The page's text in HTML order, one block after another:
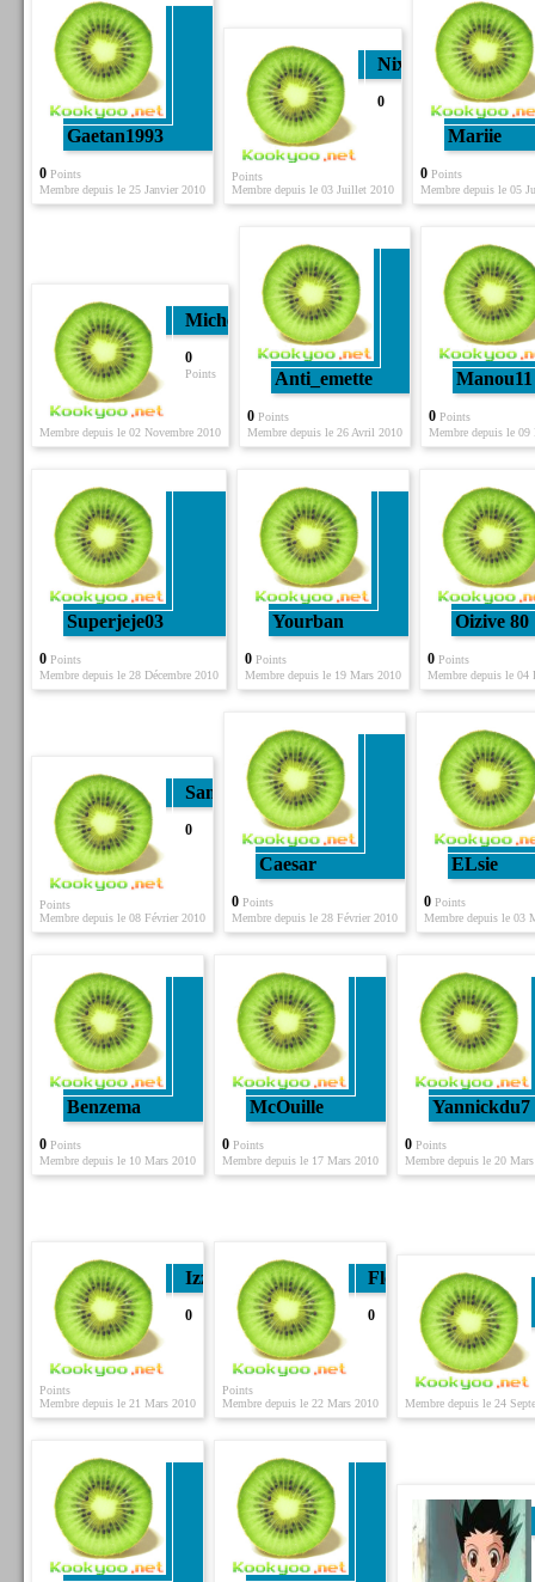
Gaetan1993
0Points
Membre depuis le 25 Janvier 2010
Nixo
0
Points
Membre depuis le 03 Juillet 2010
Mariie
0Points
Membre depuis le 05
Michele
0
Points
Membre depuis le 02 Novembre 2010
Anti_emette
0Points
Membre depuis le 26 Avril 2010
Manou11
0Points
Membre depuis le 09
Superjeje03
0Points
Membre depuis le 28 Décembre 2010
Yourban
0Points
Membre depuis le 19 Mars 2010
Oizive 80
0Points
Membre depuis le 04
Sam
0
Points
Membre depuis le 08 Février 2010
Caesar
0Points
Membre depuis le 28 Février 2010
ELsie
0Points
Membre depuis le 03
Benzema
0Points
Membre depuis le 10 Mars 2010
McOuille
0Points
Membre depuis le 17 Mars 2010
Yannickdu7
0Points
Membre depuis le 20
Izzo
0
Points
Membre depuis le 21 Mars 2010
Flo
0
Points
Membre depuis le 22 Mars 2010
Membre depuis le 24